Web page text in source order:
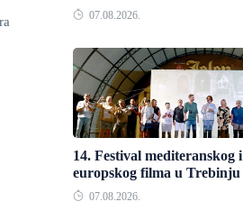
07.08.2026.
14. Festival mediteranskog i
europskog filma u Trebinju
07.08.2026.